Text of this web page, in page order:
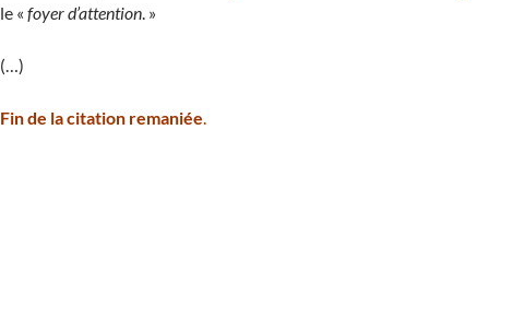
le « foyer d’attention. »
(…)
Fin de la citation remaniée.